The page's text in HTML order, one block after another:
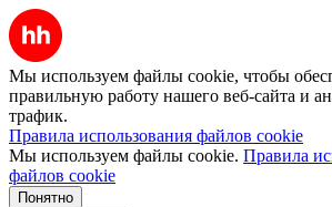
Мы используем файлы cookie, чтобы
правильную работу нашего веб-сайта и
трафик.
Правила использования файлов cookie
Мы используем файлы cookie. Правила
файлов cookie
Понятно